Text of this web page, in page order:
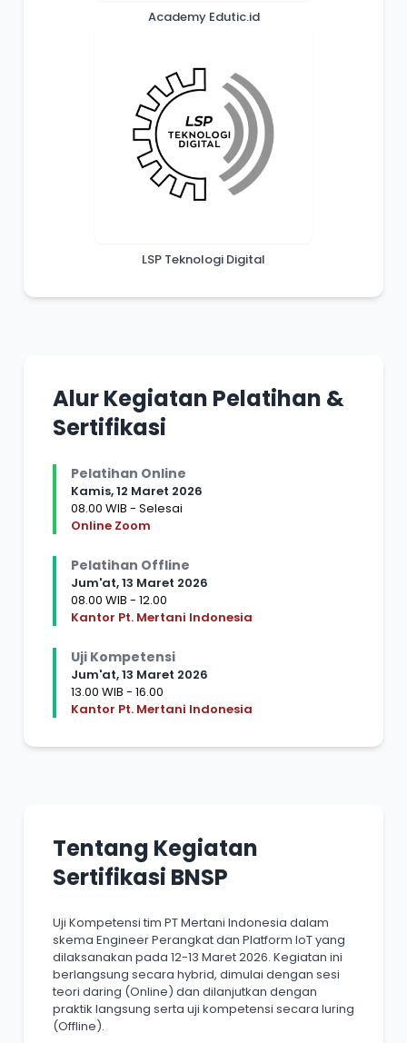
Academy Edutic.id
LSP Teknologi Digital
Alur Kegiatan Pelatihan &
Sertifikasi
Pelatihan Online
Kamis, 12 Maret 2026
08.00 WIB - Selesai
Online Zoom
Pelatihan Offline
Jum'at, 13 Maret 2026
08.00 WIB - 12.00
Kantor Pt. Mertani Indonesia
Uji Kompetensi
Jum'at, 13 Maret 2026
13.00 WIB - 16.00
Kantor Pt. Mertani Indonesia
Tentang Kegiatan
Sertifikasi BNSP
Uji Kompetensi tim PT Mertani Indonesia dalam
skema Engineer Perangkat dan Platform IoT yang
dilaksanakan pada 12-13 Maret 2026. Kegiatan ini
berlangsung secara hybrid, dimulai dengan sesi
teori daring (Online) dan dilanjutkan dengan
praktik langsung serta uji kompetensi secara luring
(Offline).